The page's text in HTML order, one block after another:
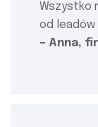
Wszystko
od leadów
– Anna,